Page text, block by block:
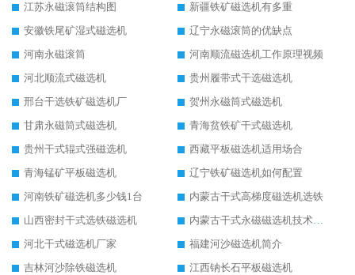
江苏永磁滚筒结构图
新疆铁矿磁选机有多重
安徽铁尾矿湿式磁选机
辽宁永磁滚筒的优缺点
河南永磁滚筒
河南顺流磁选机工作原理视频
河北顺流式磁选机
贵州履带式干选磁选机
邢台干选铁矿磁选机厂
贺州永磁筒式磁选机
甘肃永磁筒式磁选机
青海贫铁矿干式磁选机
贵州干式辊式强磁选机
西藏平板磁选机适用场合
青海锰矿平板磁选机
辽宁铁矿磁选机如何配置
河南铁矿磁选机多少钱1台
内蒙古干式高梯度磁选机选铁
山西密封干式选铁磁选机
内蒙古干式永磁磁选机技术要求
河北干式磁选机厂家
福建河沙磁选机简介
吉林河沙除铁磁选机
江西钠长石平板磁选机